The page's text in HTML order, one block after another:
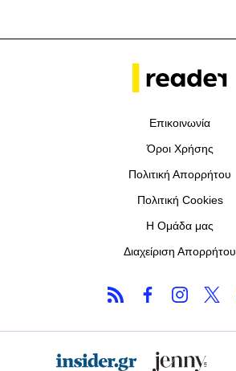
Επικοινωνία
Όροι Χρήσης
Πολιτική Απορρήτου
Πολιτική Cookies
Η Ομάδα μας
Διαχείριση Απορρήτου